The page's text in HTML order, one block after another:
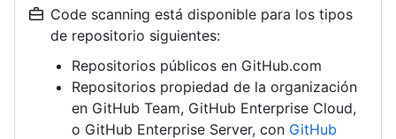
Code scanning está disponible para los tipos
de repositorio siguientes:
Repositorios públicos en GitHub.com
Repositorios propiedad de la organización
en GitHub Team, GitHub Enterprise Cloud,
o GitHub Enterprise Server, con GitHub